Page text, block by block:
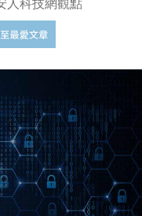
人科技網觀點